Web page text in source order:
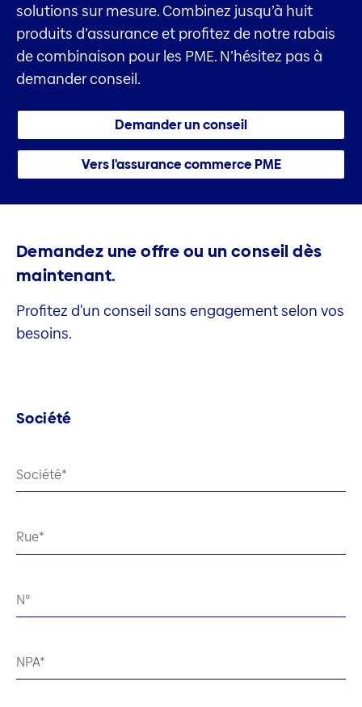
solutions sur mesure. Combinez jusqu’à huit
produits d’assurance et profitez de notre rabais
de combinaison pour les PME. N’hésitez pas à
demander conseil.
Demander un conseil
Vers l'assurance commerce PME
Demandez une offre ou un conseil dès
maintenant.
Profitez d'un conseil sans engagement selon vos
besoins.
Société
Société
Rue
N°
NPA